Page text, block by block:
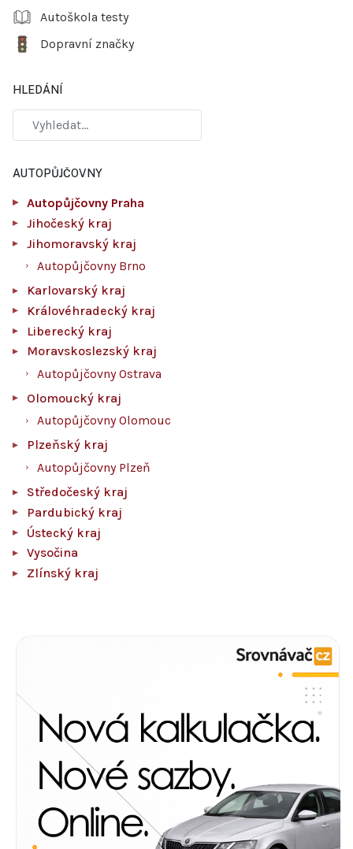
Autoškola testy
Dopravní značky
HLEDÁNÍ
AUTOPŮJČOVNY
Autopůjčovny Praha
Jihočeský kraj
Jihomoravský kraj
Autopůjčovny Brno
Karlovarský kraj
Královéhradecký kraj
Liberecký kraj
Moravskoslezský kraj
Autopůjčovny Ostrava
Olomoucký kraj
Autopůjčovny Olomouc
Plzeňský kraj
Autopůjčovny Plzeň
Středočeský kraj
Pardubický kraj
Ústecký kraj
Vysočina
Zlínský kraj